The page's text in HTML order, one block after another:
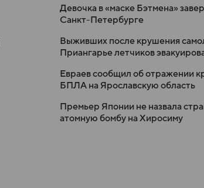
Девочка в «маске Бэтмена»
Санкт-Петербурге
Выживших после крушения
Приангарье летчиков
Евраев сообщил об отражении
БПЛА на Ярославскую область
Премьер Японии не назвала
атомную бомбу на Хиросиму